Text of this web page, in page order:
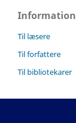
Information
Til læsere
Til forfattere
Til bibliotekarer